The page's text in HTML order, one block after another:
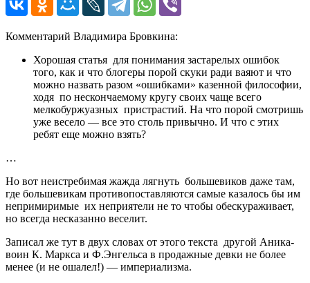
Комментарий Владимира Бровкина:
Хорошая статья для понимания застарелых ошибок
того, как и что блогеры порой скуки ради ваяют и что
можно назвать разом «ошибками» казенной философии,
ходя по нескончаемому кругу своих чаще всего
мелкобуржуазных пристрастий. На что порой смотришь
уже весело — все это столь привычно. И что с этих
ребят еще можно взять?
…
Но вот неистребимая жажда лягнуть большевиков даже там,
где большевикам противопоставляются самые казалось бы им
непримиримые их неприятели не то чтобы обескураживает,
но всегда несказанно веселит.
Записал же тут в двух словах от этого текста другой Аника-
воин К. Маркса и Ф.Энгельса в продажные девки не более
менее (и не ошалел!) — империализма.